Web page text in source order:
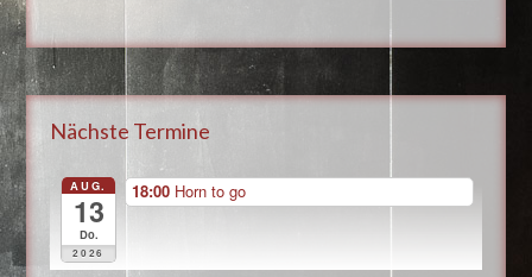
Nächste Termine
AUG.
13
Do.
2026
18:00 Horn to go